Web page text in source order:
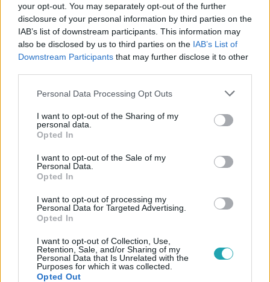
your opt-out. You may separately opt-out of the further
disclosure of your personal information by third parties on the
IAB’s list of downstream participants. This information may
also be disclosed by us to third parties on the IAB’s List of
Downstream Participants that may further disclose it to other
Please note that this website/app uses one or more Google
not limited to your visit or usage behaviour. You may click to
grant or deny consent to Google and its third-party tags to
use your data for below specified purposes in below Google
consent section.
Personal Data Processing Opt Outs
I want to opt-out of the Sharing of my
personal data.
Opted In
I want to opt-out of the Sale of my
Personal Data.
Opted In
I want to opt-out of processing my
Personal Data for Targeted Advertising.
Opted In
I want to opt-out of Collection, Use,
Retention, Sale, and/or Sharing of my
Personal Data that Is Unrelated with the
Purposes for which it was collected.
Opted Out
Követem
CZEGLÉDI LAURA
PÁLFINÉ SZABÓ PAULINA FESZÜLTSÉG